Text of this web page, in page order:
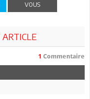
VOUS
1 Commentaire